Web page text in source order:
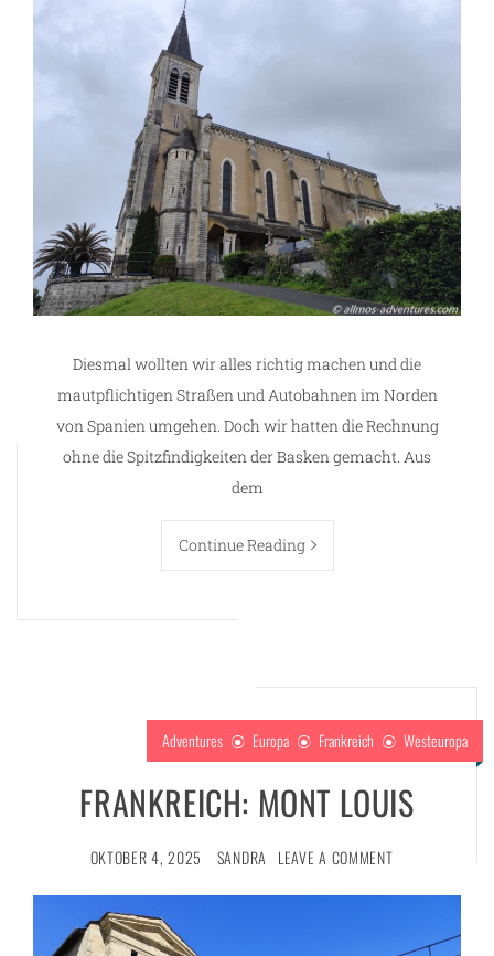
Diesmal wollten wir alles richtig machen und die
mautpflichtigen Straßen und Autobahnen im Norden
von Spanien umgehen. Doch wir hatten die Rechnung
ohne die Spitzfindigkeiten der Basken gemacht. Aus
dem
Continue Reading
Adventures Europa Frankreich Westeuropa
FRANKREICH: MONT LOUIS
OKTOBER 4, 2025 SANDRA LEAVE A COMMENT